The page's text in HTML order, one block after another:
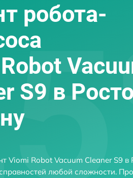
робота-
S9 в
Viomi Robot Vacuum Cleaner S9 в
любой сложности.